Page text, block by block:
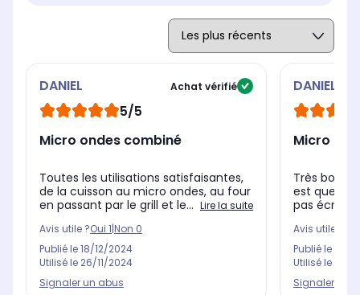
DANIEL Achat vérifié
5/5
Micro ondes combiné
Toutes les utilisations satisfaisantes,
de la cuisson au micro ondes, au four
en passant par le grill et le... Lire la suite
Avis utile ?Oui 1 Non 0
Publié le18/12/2024
Utilisé le 26/11/2024
Signaler un abus
DANIEL
Micro
Très bon
est que le
pas écrit
Avis utile ?
Publié le
Utilisé le
Signaler un